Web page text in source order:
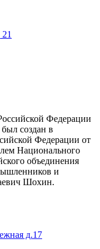
Федерации
создан в
Федерации от
Национального
объединения
и
Шохин.
д.17